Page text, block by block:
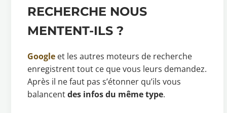
RECHERCHE NOUS
MENTENT-ILS ?
Google et les autres moteurs de recherche
enregistrent tout ce que vous leurs demandez.
Après il ne faut pas s’étonner qu’ils vous
balancentdes infos du même type.